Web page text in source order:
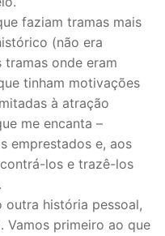
faziam tramas mais
(não era
onde eram
tinham motivações
à atração
me encanta –
emprestados e, aos
los e trazê-los
outra história pessoal,
Vamos primeiro ao que